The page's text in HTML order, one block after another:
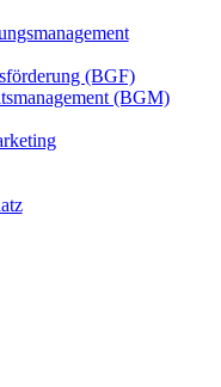
(BGF)
(BGM)